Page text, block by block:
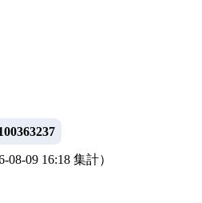
08-09 16:18 集計）